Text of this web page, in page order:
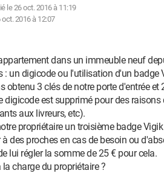
le 26 oct. 2016 à 11:19
oct. 2016 à 12:07
dans un immeuble neuf
: un digicode ou l'utilisation d'un badge
obtenu 3 clés de notre porte d'entrée et
digicode est supprimé pour des raisons
aux livreurs, etc).
propriétaire un troisième badge
des proches en cas de besoin ou
lui régler la somme de 25 € pour cela.
charge du propriétaire ?